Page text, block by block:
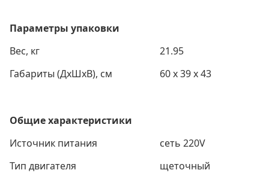
Параметры упаковки
Вес, кг
21.95
Габариты (ДxШxВ), см
60 x 39 x 43
Общие характеристики
Источник питания
сеть 220V
Тип двигателя
щеточный